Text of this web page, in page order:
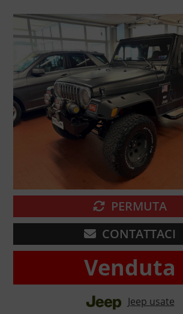
PERMUTA
CONTATTACI
Venduta
Jeep usate